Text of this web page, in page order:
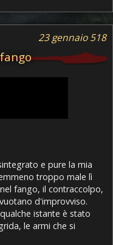
23 gennaio 518
e pure la mia
troppo male lì
fango, il contraccolpo,
d'improvviso.
istante è stato
le armi che si